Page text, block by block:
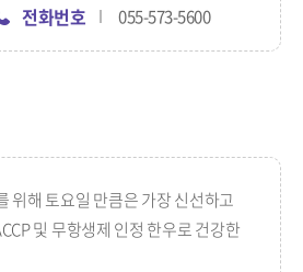
전화번호 055-573-5600
위해 토요일 만큼은 가장 신선하고
및 무항생제 인정 한우로 건강한